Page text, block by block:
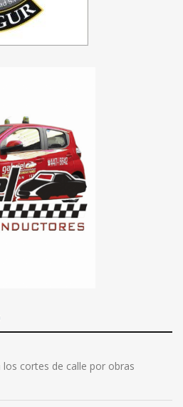
los cortes de calle por obras